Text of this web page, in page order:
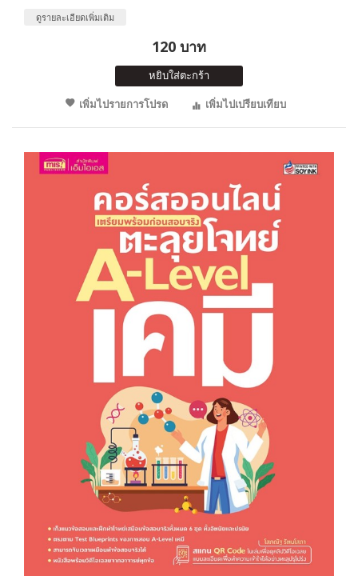
ดูรายละเอียดเพิ่มเติม
120 บาท
หยิบใส่ตะกร้า
เพิ่มไปรายการโปรด
เพิ่มไปเปรียบเทียบ